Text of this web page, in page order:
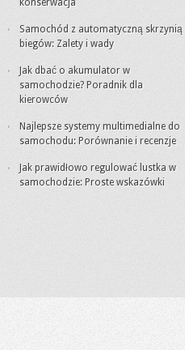
konserwacja
Samochód z automatyczną skrzynią
biegów: Zalety i wady
Jak dbać o akumulator w
samochodzie? Poradnik dla
kierowców
Najlepsze systemy multimedialne do
samochodu: Porównanie i recenzje
Jak prawidłowo regulować lustka w
samochodzie: Proste wskazówki